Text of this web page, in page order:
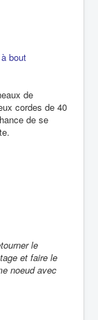
bout
de
cordes de 40
de se
le
et faire le
noeud avec